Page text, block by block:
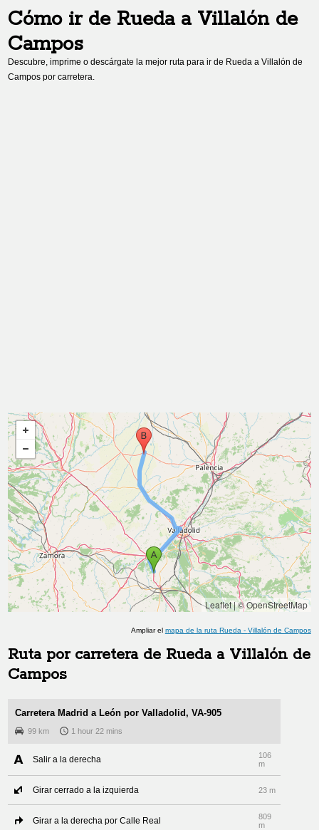
Cómo ir de Ruedaa Villalón de
Campos
Descubre, imprime o descárgate la mejor ruta para ir de Rueda aVillalón de
Campos por carretera.
Leaflet|© OpenStreetMap
Ampliar el mapa de la ruta Rueda - Villalón de Campos
Ruta por carretera de Ruedaa Villalón de
Campos
Carretera Madrid a León por Valladolid, VA-905
99 km 1 hour 22 mins
Salir a la derecha
106
m
Girar cerrado a la izquierda 23 m
Girar a la derecha por Calle Real
809
m